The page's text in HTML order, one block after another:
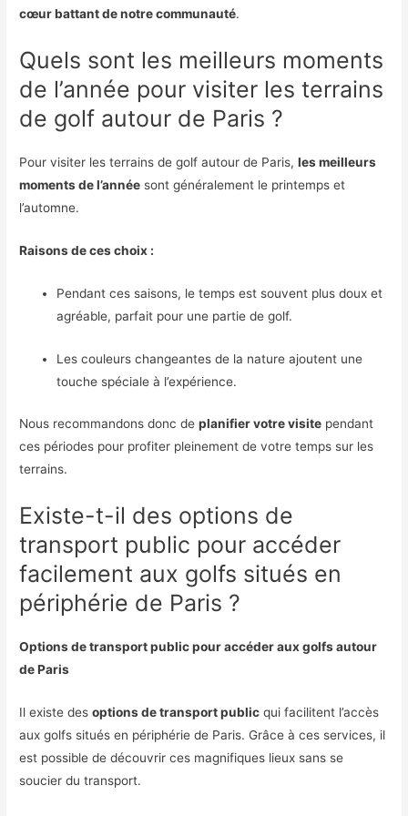
cœur battant de notre communauté.
Quels sont les meilleurs moments
de l’année pour visiter les terrains
de golf autour de Paris ?
Pour visiter les terrains de golf autour de Paris,les meilleurs
moments de l’année sont généralement le printemps et
l’automne.
Raisons de ces choix :
Pendant ces saisons, le temps est souvent plus doux et
agréable, parfait pour une partie de golf.
Les couleurs changeantes de la nature ajoutent une
touche spéciale à l’expérience.
Nous recommandons donc deplanifier votre visite pendant
ces périodes pour profiter pleinement de votre temps sur les
terrains.
Existe-t-il des options de
transport public pour accéder
facilement aux golfs situés en
périphérie de Paris ?
Options de transport public pour accéder aux golfs autour
de Paris
Il existe desoptions de transport public qui facilitent l’accès
aux golfs situés en périphérie de Paris. Grâce à ces services, il
est possible de découvrir ces magnifiques lieux sans se
soucier du transport.